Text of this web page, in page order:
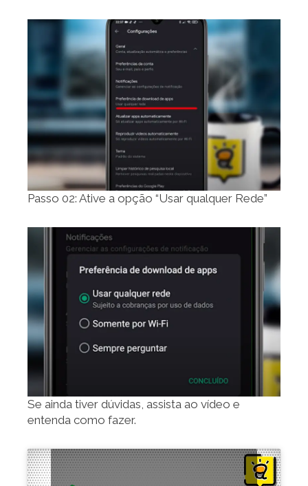
Passo 02: Ative a opção “Usar qualquer Rede”
Se ainda tiver dúvidas, assista ao vídeo e
entenda como fazer.